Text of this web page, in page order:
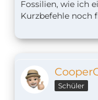
Fossilien, wie ich
Kurzbefehle noch
Schüler